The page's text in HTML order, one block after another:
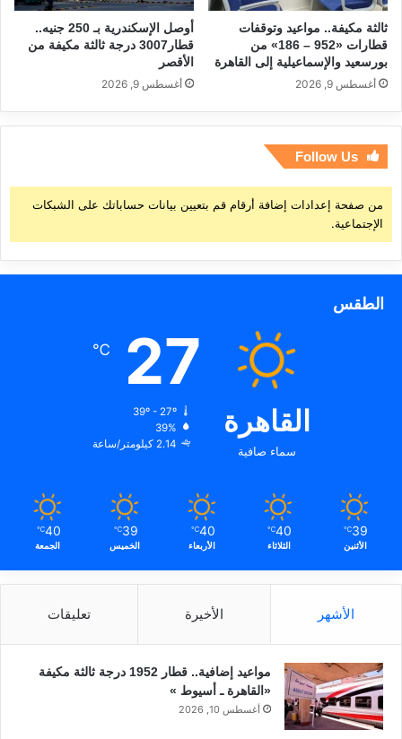
ثالثة مكيفة.. مواعيد وتوقفات
قطارات «952 – 186» من
بورسعيد والإسماعيلية إلى القاهرة
أغسطس 9, 2026
أوصل الإسكندرية بـ 250 جنيه..
قطار3007 درجة ثالثة مكيفة من
الأقصر
أغسطس 9, 2026
Follow Us
من صفحة إعدادات إضافة أرقام قم بتعيين بيانات حساباتك على الشبكات
الإجتماعية.
الطقس
القاهرة
سماء صافية
27
℃
39º - 27º
39%
2.14 كيلومتر/ساعة
39
℃
الأثنين
40
℃
الثلاثاء
40
℃
الأربعاء
39
℃
الخميس
40
℃
الجمعة
الأشهر الأخيرة تعليقات
مواعيد إضافية.. قطار 1952 درجة ثالثة مكيفة
«القاهرة ـ أسيوط »
أغسطس 10, 2026